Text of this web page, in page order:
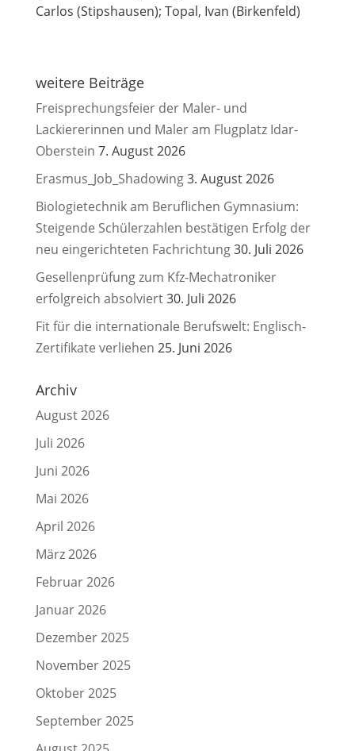
Carlos (Stipshausen); Topal, Ivan (Birkenfeld)
weitere Beiträge
Freisprechungsfeier der Maler- und
Lackiererinnen und Maler am Flugplatz Idar-
Oberstein 7. August 2026
Erasmus_Job_Shadowing3. August 2026
Biologietechnik am Beruflichen Gymnasium:
Steigende Schülerzahlen bestätigen Erfolg der
neu eingerichteten Fachrichtung30. Juli 2026
Gesellenprüfung zum Kfz-Mechatroniker
erfolgreich absolviert30. Juli 2026
Fit für die internationale Berufswelt: Englisch-
Zertifikate verliehen 25. Juni 2026
Archiv
August 2026
Juli 2026
Juni 2026
Mai 2026
April 2026
März 2026
Februar 2026
Januar 2026
Dezember 2025
November 2025
Oktober 2025
September 2025